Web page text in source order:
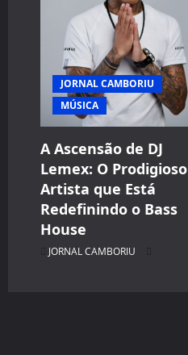
JORNAL CAMBORIU
MÚSICA
A Ascensão de DJ
Lemex: O Prodigioso
Artista que Está
Redefinindo o Bass
House
JORNAL CAMBORIU